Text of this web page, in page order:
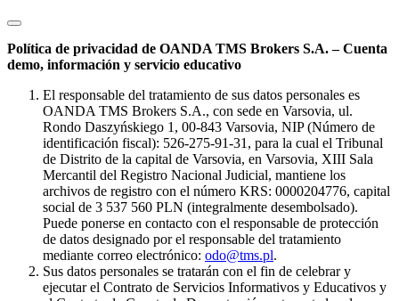
Política de privacidad de OANDA TMS Brokers S.A. – Cuenta
demo, información y servicio educativo
El responsable del tratamiento de sus datos personales es
OANDA TMS Brokers S.A., con sede en Varsovia, ul.
Rondo Daszyńskiego 1, 00-843 Varsovia, NIP (Número de
identificación fiscal): 526-275-91-31, para la cual el Tribunal
de Distrito de la capital de Varsovia, en Varsovia, XIII Sala
Mercantil del Registro Nacional Judicial, mantiene los
archivos de registro con el número KRS: 0000204776, capital
social de 3 537 560 PLN (integralmente desembolsado).
Puede ponerse en contacto con el responsable de protección
de datos designado por el responsable del tratamiento
mediante correo electrónico: odo@tms.pl.
Sus datos personales se tratarán con el fin de celebrar y
ejecutar el Contrato de Servicios Informativos y Educativos y